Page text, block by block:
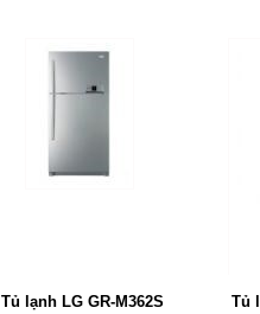
Tủ lạnh LG GR-M362S Tủ